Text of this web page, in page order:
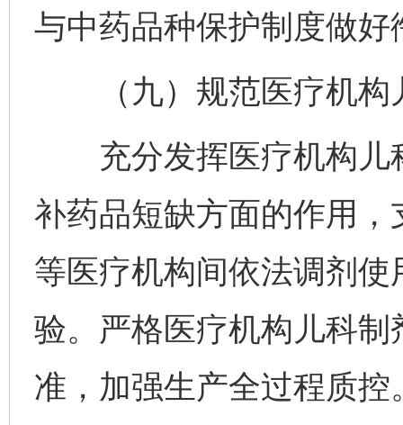
与中药品种保护制度做好
（九）规范医疗机构
充分发挥医疗机构儿
补药品短缺方面的作用
等医疗机构间依法调剂
验。严格医疗机构儿科
准，加强生产全过程质